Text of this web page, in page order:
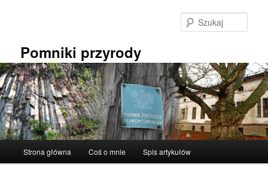
Pomniki przyrody
Strona główna Coś o mnie Spis artykułów